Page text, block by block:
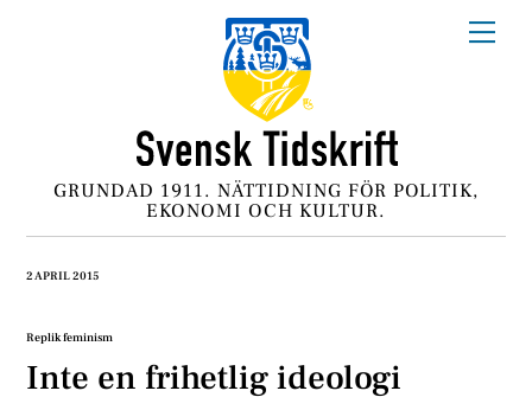
GRUNDAD 1911. NÄTTIDNING FÖR POLITIK,
EKONOMI OCH KULTUR.
2 APRIL 2015
Replik feminism
Inte en frihetlig ideologi